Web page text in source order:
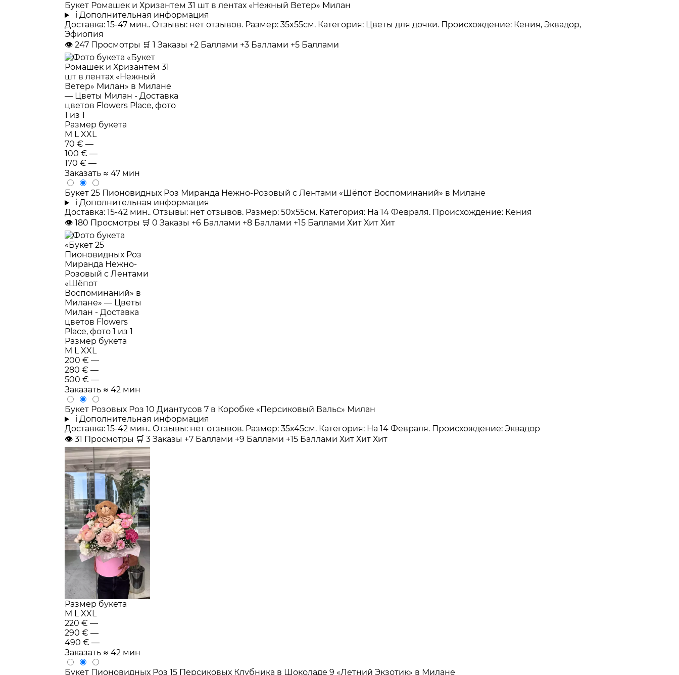
Букет Ромашек и Хризантем 31 шт в лентах «Нежный Ветер» Милан
i Дополнительная информация
Доставка: 15-47 мин.. Отзывы: нет отзывов. Размер: 35x55см. Категория: Цветы для дочки. Происхождение: Кения, Эквадор,
Эфиопия
👁 247 Просмотры 🛒 1 Заказы +2 Баллами +3 Баллами +5 Баллами
Размер букета
M LXXL
70 € —
100 € —
170 € —
Заказать ≈ 47 мин
Букет 25 Пионовидных Роз Миранда Нежно-Розовый с Лентами «Шёпот Воспоминаний» в Милане
i Дополнительная информация
Доставка: 15-42 мин.. Отзывы: нет отзывов. Размер: 50x55см. Категория: На 14 Февраля. Происхождение: Кения
👁 180 Просмотры 🛒 0 Заказы +6 Баллами +8 Баллами +15 Баллами Хит Хит Хит
Размер букета
M LXXL
200 € —
280 € —
500 € —
Заказать ≈ 42 мин
Букет Розовых Роз 10 Диантусов 7 в Коробке «Персиковый Вальс» Милан
i Дополнительная информация
Доставка: 15-42 мин.. Отзывы: нет отзывов. Размер: 35x45см. Категория: На 14 Февраля. Происхождение: Эквадор
👁 31 Просмотры 🛒 3 Заказы +7 Баллами +9 Баллами +15 Баллами Хит Хит Хит
Размер букета
M L XXL
220 € —
290 € —
490 € —
Заказать ≈ 42 мин
Букет Пионовидных Роз 15 Персиковых Клубника в Шоколаде 9 «Летний Экзотик» в Милане